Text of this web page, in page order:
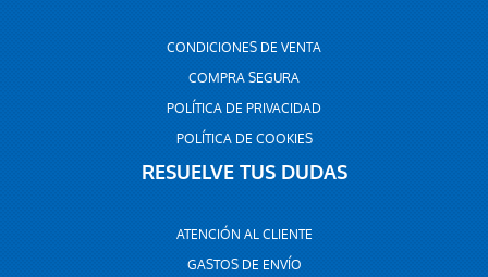
CONDICIONES DE VENTA
COMPRA SEGURA
POLÍTICA DE PRIVACIDAD
POLÍTICA DE COOKIES
RESUELVE TUS DUDAS
ATENCIÓN AL CLIENTE
GASTOS DE ENVÍO